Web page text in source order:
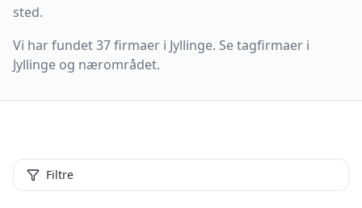
sted.
Vi har fundet37 firmaer i Jyllinge. Se tagfirmaer i
Jyllinge og nærområdet.
Filtre